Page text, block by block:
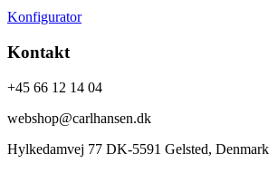
Konfigurator
Kontakt
+45 66 12 14 04
webshop@carlhansen.dk
Hylkedamvej 77 DK-5591 Gelsted, Denmark